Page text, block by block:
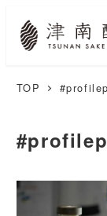
TOP